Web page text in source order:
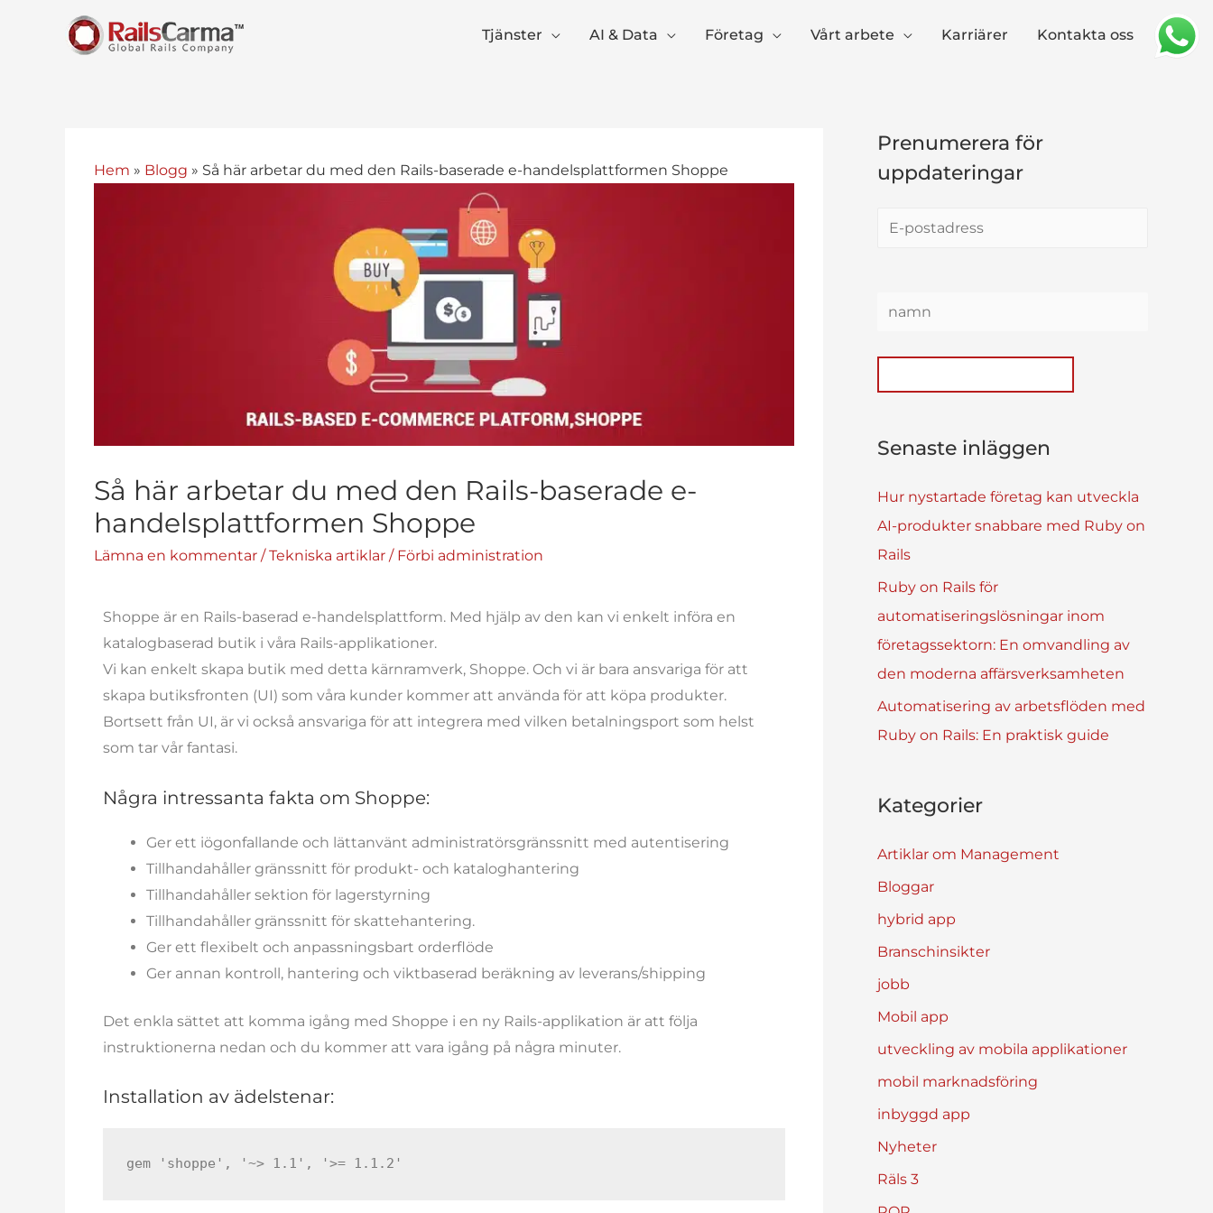
Tjänster AI & Data Företag Vårt arbete Karriärer Kontakta oss
Hem » Blogg » Så här arbetar du med den Rails-baserade e-handelsplattformen Shoppe
Så här arbetar du med den Rails-baserade e-
handelsplattformen Shoppe
Lämna en kommentar /Tekniska artiklar / Förbi administration
Shoppe är en Rails-baserad e-handelsplattform. Med hjälp av den kan vi enkelt införa en
katalogbaserad butik i våra Rails-applikationer.
Vi kan enkelt skapa butik med detta kärnramverk, Shoppe. Och vi är bara ansvariga för att
skapa butiksfronten (UI) som våra kunder kommer att använda för att köpa produkter.
Bortsett från UI, är vi också ansvariga för att integrera med vilken betalningsport som helst
som tar vår fantasi.
Några intressanta fakta om Shoppe:
Ger ett iögonfallande och lättanvänt administratörsgränssnitt med autentisering
Tillhandahåller gränssnitt för produkt- och kataloghantering
Tillhandahåller sektion för lagerstyrning
Tillhandahåller gränssnitt för skattehantering.
Ger ett flexibelt och anpassningsbart orderflöde
Ger annan kontroll, hantering och viktbaserad beräkning av leverans/shipping
Det enkla sättet att komma igång med Shoppe i en ny Rails-applikation är att följa
instruktionerna nedan och du kommer att vara igång på några minuter.
Installation av ädelstenar:
gem 'shoppe', '~> 1.1', '>= 1.1.2'
Prenumerera för
uppdateringar
Senaste inläggen
Hur nystartade företag kan utveckla
AI-produkter snabbare med Ruby on
Rails
Ruby on Rails för
automatiseringslösningar inom
företagssektorn: En omvandling av
den moderna affärsverksamheten
Automatisering av arbetsflöden med
Ruby on Rails: En praktisk guide
Kategorier
Artiklar om Management
Bloggar
hybrid app
Branschinsikter
jobb
Mobil app
utveckling av mobila applikationer
mobil marknadsföring
inbyggd app
Nyheter
Räls 3